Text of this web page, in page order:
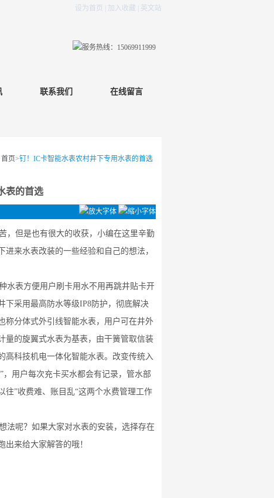
设为首页 加入收藏 英文站
联系我们 在线留言
首页>钉！IC卡智能水表农村井下专用水表的首选
表的首选
，但是也有很大的收获，小编在这里辛勤
进来水表改装的一些经验和自己的想法，
水表方便用户刷卡用水不用再跳井贴卡开
下采用最高防水等级IP8防护，彻底解决
称分体式外引线智能水表，用户可在井外
量的旋翼式水表为基表，由干簧管取信装
高科技机电一体化智能水表。改变传统入
，用户每次充卡买水都会有记录，管水部
”收费难、账目乱“这两个水费管理工作
法呢？如果大家对水表的安装，选择存在
出来给大家解答的哦！